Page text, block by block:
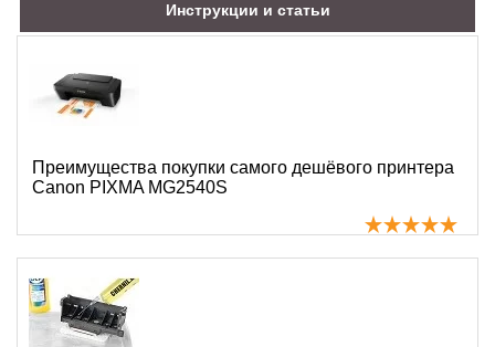
Инструкции и статьи
Преимущества покупки самого дешёвого принтера
Canon PIXMA MG2540S